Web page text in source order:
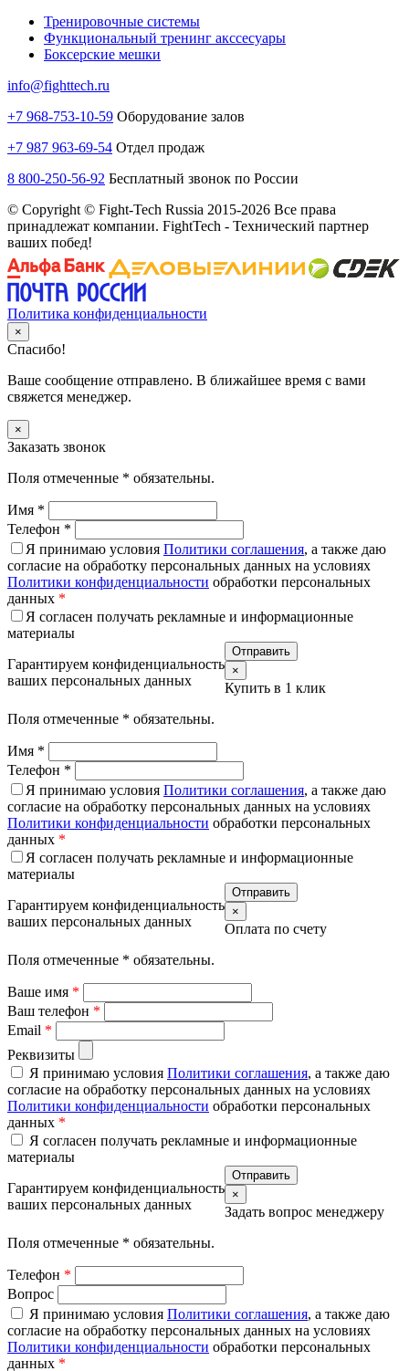
Тренировочные системы
Функциональный тренинг акссесуары
Боксерские мешки
info@fighttech.ru
+7 968-753-10-59 Оборудование залов
+7 987 963-69-54 Отдел продаж
8 800-250-56-92 Бесплатный звонок по России
© Copyright © Fight-Tech Russia 2015-2026 Все права
принадлежат компании. FightTech - Технический партнер
ваших побед!
Политика конфиденциальности
×
Спасибо!
Ваше сообщение отправлено. В ближайшее время с вами
свяжется менеджер.
×
Заказать звонок
Поля отмеченные * обязательны.
Имя *
Телефон *
Я принимаю условия Политики соглашения, а также даю
согласие на обработку персональных данных на условиях
Политики конфиденциальности обработки персональных
данных *
Я согласен получать рекламные и информационные
материалы
Гарантируем конфиденциальность
ваших персональных данных
×
Купить в 1 клик
Поля отмеченные * обязательны.
Имя *
Телефон *
Я принимаю условия Политики соглашения, а также даю
согласие на обработку персональных данных на условиях
Политики конфиденциальности обработки персональных
данных *
Я согласен получать рекламные и информационные
материалы
Гарантируем конфиденциальность
ваших персональных данных
×
Оплата по счету
Поля отмеченные * обязательны.
Ваше имя *
Ваш телефон *
Email *
Реквизиты
Я принимаю условия Политики соглашения, а также даю
согласие на обработку персональных данных на условиях
Политики конфиденциальности обработки персональных
данных *
Я согласен получать рекламные и информационные
материалы
Гарантируем конфиденциальность
ваших персональных данных
×
Задать вопрос менеджеру
Поля отмеченные * обязательны.
Телефон *
Вопрос
Я принимаю условия Политики соглашения, а также даю
согласие на обработку персональных данных на условиях
Политики конфиденциальности обработки персональных
данных *